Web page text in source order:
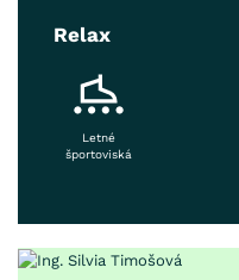
Relax
Letné
športoviská